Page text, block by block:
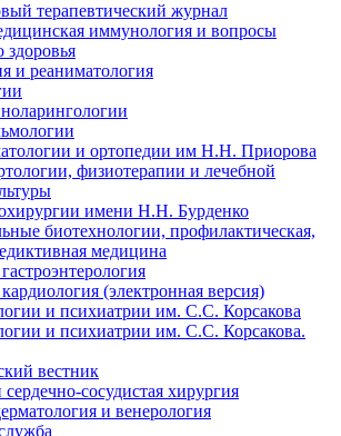
терапевтический журнал
иммунология и вопросы
здоровья
и реаниматология
и ортопедии им Н.Н. Приорова
физиотерапии и лечебной
имени Н.Н. Бурденко
биотехнологии, профилактическая,
медицина
(электронная версия)
и психиатрии им. С.С. Корсакова
и психиатрии им. С.С. Корсакова.
вестник
сосудистая хирургия
и венерология